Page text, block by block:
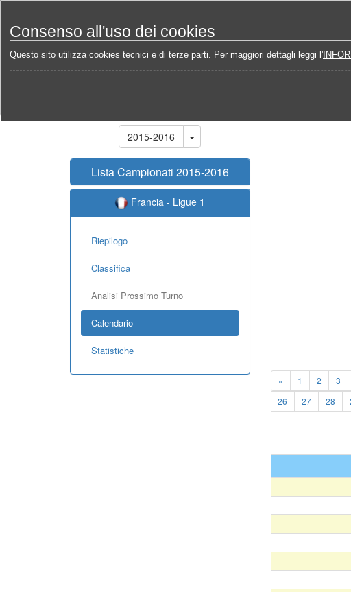
Consenso all'uso dei cookies
Questo sito utilizza cookies tecnici e di terze parti. Per maggiori dettagli leggi l'
Home Campionati Francia - Ligue 1 2015-2016 Calendario
2015-2016
Lista Campionati 2015-2016
Francia - Ligue 1
Riepilogo
Classifica
Analisi Prossimo Turno
Calendario
Statistiche
« 1 2 3
26
27 28